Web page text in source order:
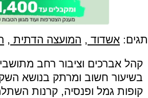
תגים: אשדוד , המועצה הדתית ,
קהל אברכים וציבור רחב
בשיעור חשוב ומרתק בנושא
קופות גמל ופנסיה, קרנות